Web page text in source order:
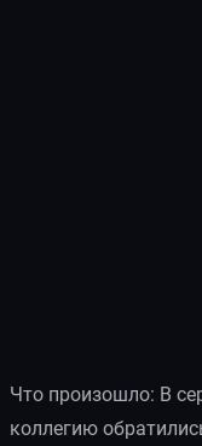
Что произошло: В
коллегию